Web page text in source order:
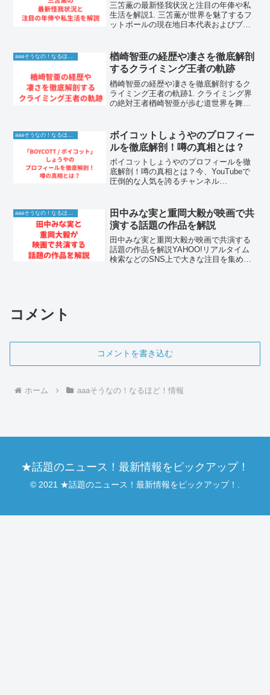
三笘薫の最新怪我状況と注目の年俸や私
生活を解説1. 三笘薫が世界を魅了するフ
ットボールの現在地日本代表およびブラ
ー界において最も注目されるドリブラー
の一人です。その圧...
aaaそうなの！なるほど！情報
楢崎智亜の経歴や凄さを徹底解剖
するクライミング王者の軌跡
楢崎智亜の経歴や凄さを徹底解剖するク
ライミング王者の軌跡1. クライミング界
の絶対王者楢崎智亜が歩む道世界を舞台
成し遂げてきた数々の功績は、クライミ
ングという競技の歴史...
ボイコットしょうやのプロフィー
ルを徹底解剖！噂の真相とは？
ボイコットしょうやのプロフィールを徹
底解剖！噂の真相とは？今、YouTubeで
圧倒的な人気を誇るチャンネル
チャンネルにおいて、独特の語り口で視
聴者を惹きつける「...
aaaそうなの！なるほど！情報
田中みな実と重岡大毅が映画で共
演する話題の作品を解説
田中みな実と重岡大毅が映画で共演する
話題の作品を解説YAHOO!リアルタイム
検索などのSNS上で大きな注目を集めて
コメント
コメントを書き込む
ホーム aaaそうなの！なるほど！情報
★話題のニュース！最新情報をピックアップ！
© 2021 ★話題のニュース！最新情報をピックアップ！.